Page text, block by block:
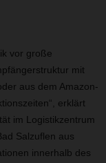
vor große
mit
aus dem Amazon-
erklärt
im Logistikzentrum
Salzuflen aus
innerhalb des